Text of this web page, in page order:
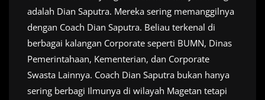
adalah Dian Saputra. Mereka sering memanggilnya
dengan Coach Dian Saputra. Beliau terkenal di
berbagai kalangan Corporate seperti BUMN, Dinas
Pemerintahaan, Kementerian, dan Corporate
Swasta Lainnya. Coach Dian Saputra bukan hanya
sering berbagi Ilmunya di wilayah Magetan tetapi